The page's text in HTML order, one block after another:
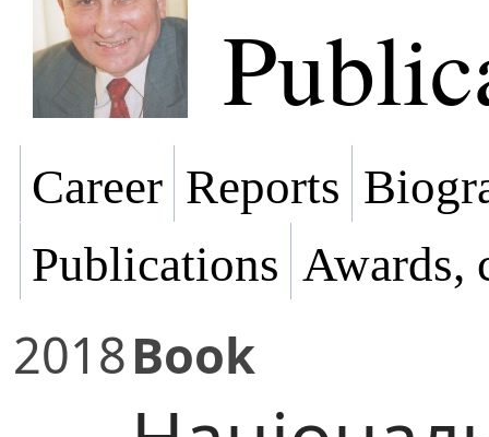
Career Reports
Publications Awards,
2018Book